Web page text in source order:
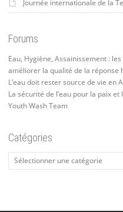
Journée internationale de la
Forums
Eau, Hygiène, Assainissement :
améliorer la qualité de la réponse
L’eau doit rester source de vie en
La sécurité de l’eau pour la paix
Youth Wash Team
Catégories
Catégories